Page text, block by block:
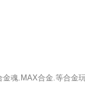
金魂.MAX合金.等合金